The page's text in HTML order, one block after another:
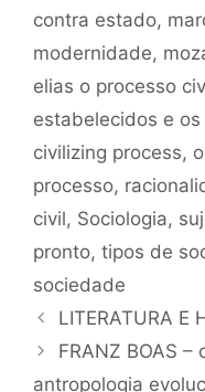
contra estado,
modernidade,
elias o processo
estabelecidos e
civilizing process,
processo,
civil, Sociologia,
pronto, tipos de
sociedade
LITERATURA E
FRANZ BOAS
antropologia